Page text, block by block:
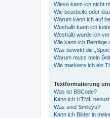
Wieso kann ich nicht
Wie bearbeite oder
Warum kann ich auf
Weshalb kann ich
Weshalb wurde ich
Wie kann ich Beiträge
Was bewirkt die
Warum muss mein
Wie markiere ich ein
Textformatierung
Was ist BBCode?
Kann ich HTML
Was sind Smileys?
Kann ich Bilder in